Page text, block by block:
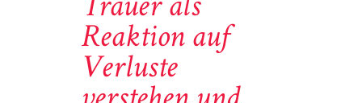
Trauer als
Reaktion auf
Verluste